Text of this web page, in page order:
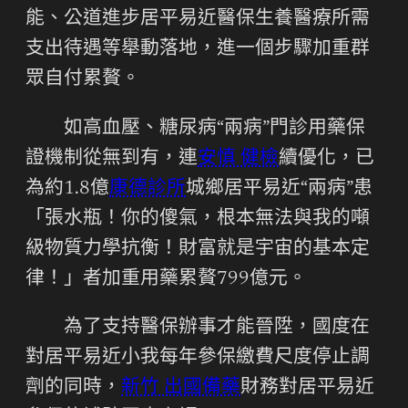
能、公道進步居平易近醫保生養醫療所需
支出待遇等舉動落地，進一個步驟加重群
眾自付累贅。
如高血壓、糖尿病“兩病”門診用藥保
證機制從無到有，連安慎 健檢續優化，已
為約1.8億康德診所城鄉居平易近“兩病”患
「張水瓶！你的傻氣，根本無法與我的噸
級物質力學抗衡！財富就是宇宙的基本定
律！」者加重用藥累贅799億元。
為了支持醫保辦事才能晉陞，國度在
對居平易近小我每年參保繳費尺度停止調
劑的同時， 新竹 出國備藥財務對居平易近